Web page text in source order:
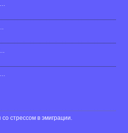
Столовый хрен красносвекольный 200 гр
Roshen пористый, 80 г
Конфеты вафельные "Царь-девица" с кремовой начинкой, в глазури, 300г
Конфеты "Ням Берри", 300г
стрессом в эмиграции.